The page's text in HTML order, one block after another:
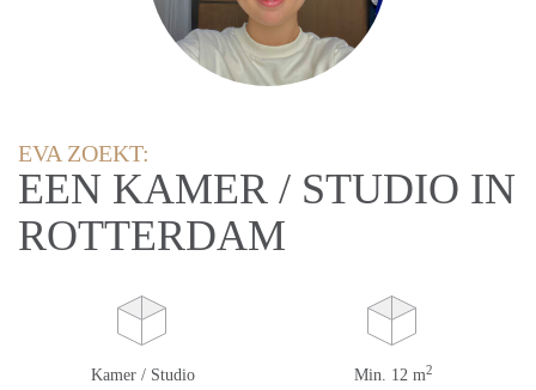
EVA ZOEKT:
EEN KAMER / STUDIO IN
ROTTERDAM
Kamer / Studio Min. 12 m2